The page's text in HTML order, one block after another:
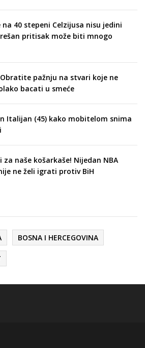
na 40 stepeni Celzijusa nisu jedini
pritisak može biti mnogo
pažnju na stvari koje ne
bacati u smeće
Italijan (45) kako mobitelom snima
za naše košarkaše! Nijedan NBA
ne želi igrati protiv BiH
BOSNA I HERCEGOVINA